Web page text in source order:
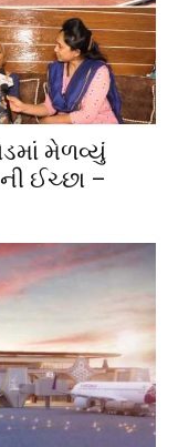
મેળવ્યું
ઈચ્છા –